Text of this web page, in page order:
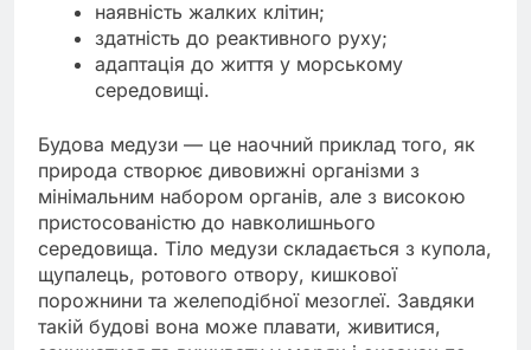
наявність жалких клітин;
здатність до реактивного руху;
адаптація до життя у морському
середовищі.
Будова медузи — це наочний приклад того, як
природа створює дивовижні організми з
мінімальним набором органів, але з високою
пристосованістю до навколишнього
середовища. Тіло медузи складається з купола,
щупалець, ротового отвору, кишкової
порожнини та желеподібної мезоглеї. Завдяки
такій будові вона може плавати, живитися,